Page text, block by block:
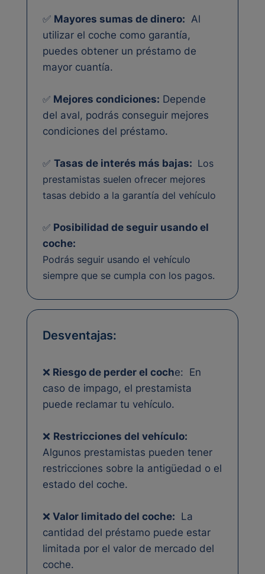
✅️ Mayores sumas de dinero: Al
utilizar el coche como garantía,
puedes obtener un préstamo de
mayor cuantía.
✅️ Mejores condiciones: Depende
del aval, podrás conseguir mejores
condiciones del préstamo.
✅️ Tasas de interés más bajas: Los
prestamistas suelen ofrecer mejores
tasas debido a la garantía del vehículo
✅️ Posibilidad de seguir usando el
coche:
Podrás seguir usando el vehículo
siempre que se cumpla con los pagos.
Desventajas:
❌ Riesgo de perder el coche: En
caso de impago, el prestamista
puede reclamar tu vehículo.
❌ Restricciones del vehículo:
Algunos prestamistas pueden tener
restricciones sobre la antigüedad o el
estado del coche.
❌ Valor limitado del coche: La
cantidad del préstamo puede estar
limitada por el valor de mercado del
coche.